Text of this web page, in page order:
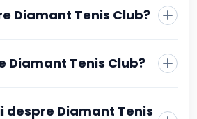
o confirmare în contul tău
de email, cu toate detaliile
Diamant Tenis Club?
Diamant Tenis Club?
despre Diamant Tenis